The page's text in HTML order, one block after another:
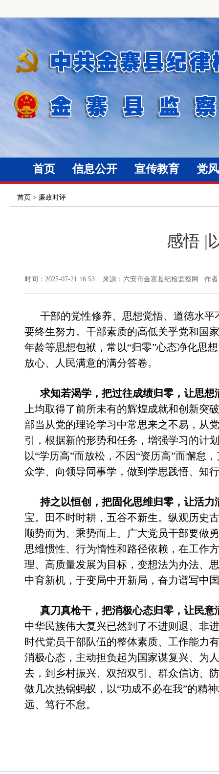
首页 信息公开 宣传教育 党
首页 > 廉政时评
感悟 |
时间：2025-07-21 16:53 来源：六安市金寨县纪检监察网 作
干部的党性修养、思想觉悟、道德水
要终生努力。干部素质的高低关乎党和国
年龄等思想包袱，常以“归零”心态净化思
放心、人民满意的满分答卷。
求知若渴学，把过往成绩归零，让思想
上均取得了前所未有的辉煌成就和创新突
部当从党的理论学习中常思来之不易，从
引，根据新的形势和任务，增强学习的计
以“学历高”而放松，不因“资历高”而懈怠
众学、向领导同事学，做到学思践悟、知
持之以恒创，把固化思维归零，让活力
宝。田不时时耕，五谷不新生。纵观历史
顺势而为、乘势而上。广大党员干部要做
思维惯性、行为惰性和路径依赖，在工作
理、高质量发展为目标，变想法为办法、
中育新机，于变局中开新局，奋力谱写中
真刀真枪干，把消极心态归零，让民意
中华民族伟大复兴已然到了不进则退、非
时代党员干部队伍的整体素质、工作能力
消极心态，主动担负起为国家谋复兴、为
去，到乡村振兴、双招双引、群众信访、
做几次热锅蚂蚁，以“功成不必在我”的精
远、笃行不怠。